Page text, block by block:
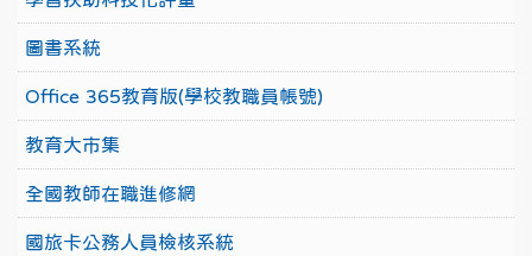
圖書系統
Office 365教育版(學校教職員帳號)
教育大市集
全國教師在職進修網
國旅卡公務人員檢核系統